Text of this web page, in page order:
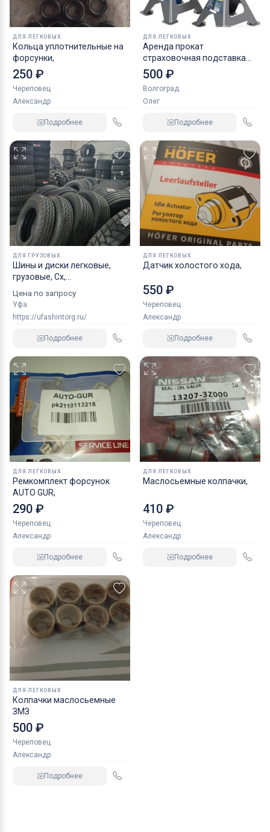
ДЛЯ ЛЕГКОВЫХ
Кольца уплотнительные на
форсунки,
250 ₽
Череповец
Александр
Подробнее
ДЛЯ ЛЕГКОВЫХ
Аренда прокат
страховочная подставка
NORDBERG 2 т
500 ₽
Волгоград
Олег
Подробнее
ДЛЯ ГРУЗОВЫХ
Шины и диски легковые,
грузовые, Сх,
Цена по запросу
Уфа
https://ufashintorg.ru/
Подробнее
ДЛЯ ЛЕГКОВЫХ
Датчик холостого хода,
550 ₽
Череповец
Александр
Подробнее
ДЛЯ ЛЕГКОВЫХ
Ремкомплект форсунок
AUTO GUR,
290 ₽
Череповец
Александр
Подробнее
ДЛЯ ЛЕГКОВЫХ
Маслосьемные колпачки,
410 ₽
Череповец
Александр
Подробнее
ДЛЯ ЛЕГКОВЫХ
Колпачки маслосьемные
ЗМЗ
500 ₽
Череповец
Александр
Подробнее